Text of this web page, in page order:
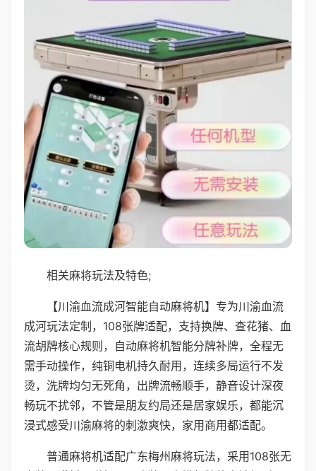
相关麻将玩法及特色;
【川渝血流成河智能自动麻将机】专为川渝血流
成河玩法定制，108张牌适配，支持换牌、查花猪、血
流胡牌核心规则，自动麻将机智能分牌补牌，全程无
需手动操作，纯铜电机持久耐用，连续多局运行不发
烫，洗牌均匀无死角，出牌流畅顺手，静音设计深夜
畅玩不扰邻，不管是朋友约局还是居家娱乐，都能沉
浸式感受川渝麻将的刺激爽快，家用商用都适配。
普通麻将机适配广东梅州麻将玩法，采用108张无